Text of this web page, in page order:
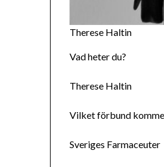
Therese Haltin
Vad heter du?
Therese Haltin
Vilket förbund
Sveriges Farmaceuter